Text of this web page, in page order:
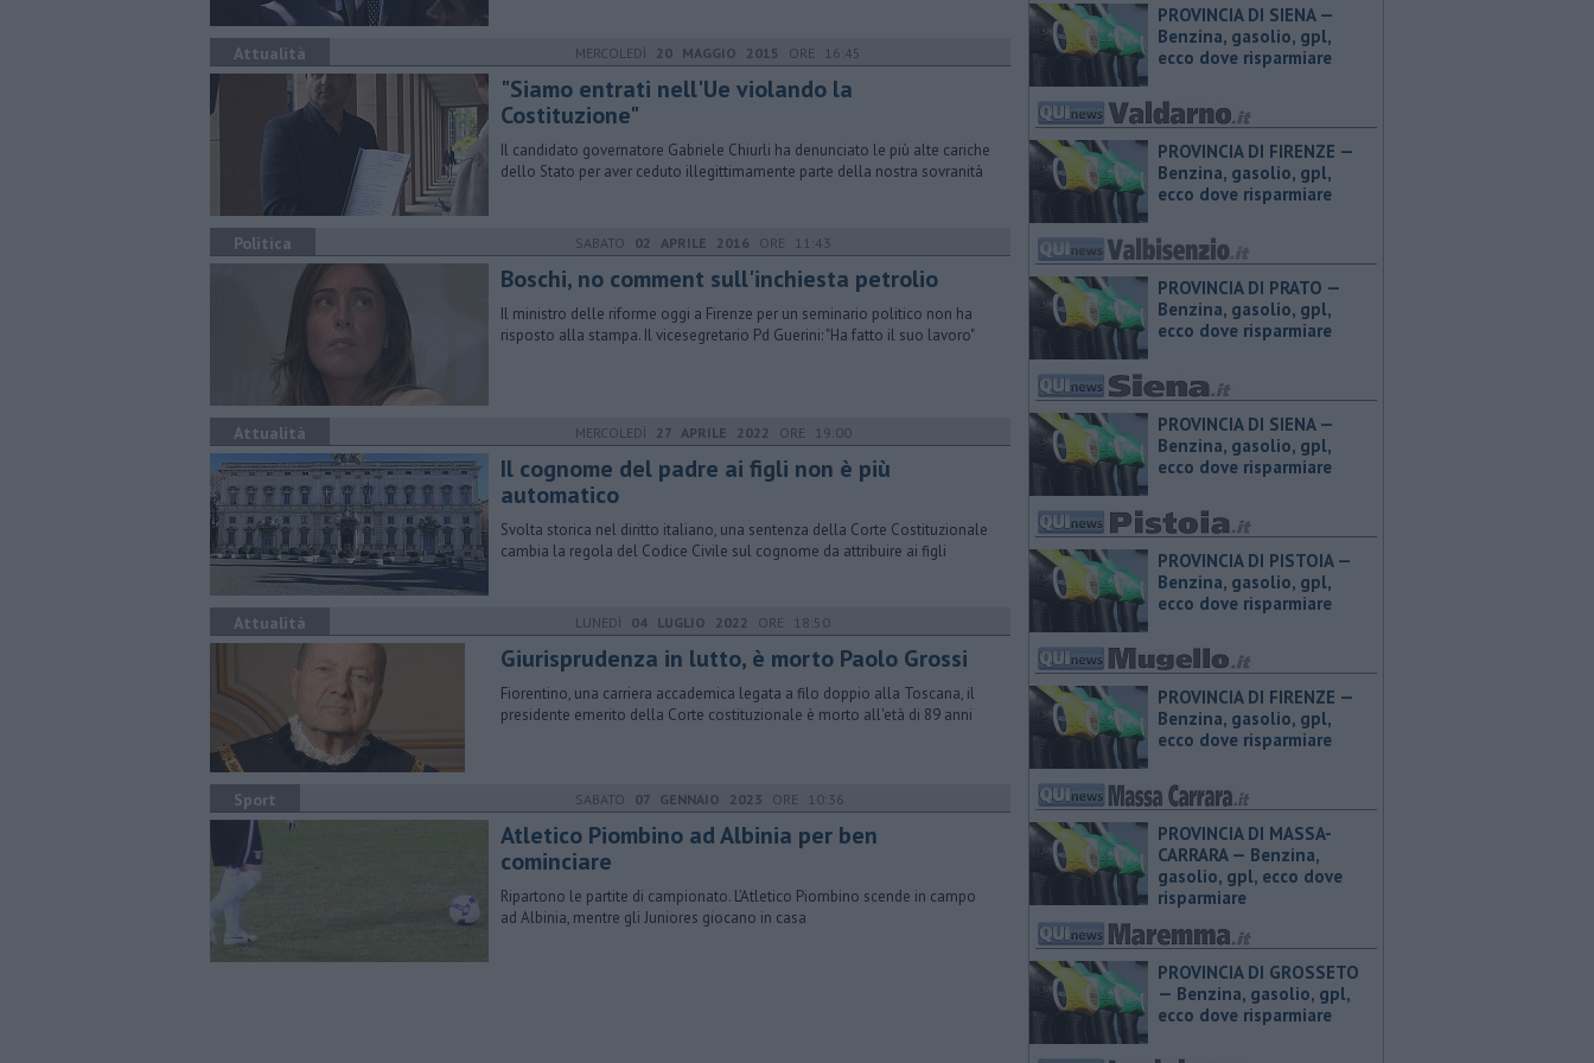
Attualità MERCOLEDÌ 20 MAGGIO 2015 ORE 16:45
"Siamo entrati nell'Ue violando la
Costituzione"
Il candidato governatore Gabriele Chiurli ha denunciato le più alte cariche
dello Stato per aver ceduto illegittimamente parte della nostra sovranità
Politica SABATO 02 APRILE 2016 ORE 11:43
Boschi, no comment sull'inchiesta petrolio
Il ministro delle riforme oggi a Firenze per un seminario politico non ha
risposto alla stampa. Il vicesegretario Pd Guerini: "Ha fatto il suo lavoro"
Attualità MERCOLEDÌ 27 APRILE 2022 ORE 19:00
Il cognome del padre ai figli non è più
automatico
Svolta storica nel diritto italiano, una sentenza della Corte Costituzionale
cambia la regola del Codice Civile sul cognome da attribuire ai figli
Attualità LUNEDÌ 04 LUGLIO 2022 ORE 18:50
Giurisprudenza in lutto, è morto Paolo Grossi
Fiorentino, una carriera accademica legata a filo doppio alla Toscana, il
presidente emerito della Corte costituzionale è morto all'età di 89 anni
Sport SABATO 07 GENNAIO 2023 ORE 10:36
Atletico Piombino ad Albinia per ben
cominciare
Ripartono le partite di campionato. L’Atletico Piombino scende in campo
ad Albinia, mentre gli Juniores giocano in casa
PROVINCIA DI SIENA — ​
Benzina, gasolio, gpl,
ecco dove risparmiare
PROVINCIA DI FIRENZE — ​
Benzina, gasolio, gpl,
ecco dove risparmiare
PROVINCIA DI PRATO — ​
Benzina, gasolio, gpl,
ecco dove risparmiare
PROVINCIA DI SIENA — ​
Benzina, gasolio, gpl,
ecco dove risparmiare
PROVINCIA DI PISTOIA — ​
Benzina, gasolio, gpl,
ecco dove risparmiare
PROVINCIA DI FIRENZE — ​
Benzina, gasolio, gpl,
ecco dove risparmiare
PROVINCIA DI MASSA-
CARRARA — ​Benzina,
gasolio, gpl, ecco dove
risparmiare
PROVINCIA DI GROSSETO
— ​Benzina, gasolio, gpl,
ecco dove risparmiare